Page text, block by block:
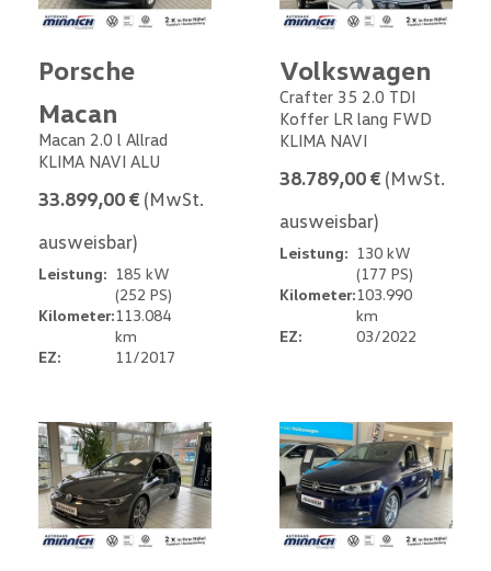
Porsche
Macan
Macan 2.0 l Allrad
KLIMA NAVI ALU
33.899,00 € (MwSt.
ausweisbar)
Leistung: 185 kW
(252 PS)
Kilometer:113.084
km
EZ:
11/2017
Volkswagen
Crafter 35 2.0 TDI
Koffer LR lang FWD
KLIMA NAVI
38.789,00 € (MwSt.
ausweisbar)
Leistung: 130 kW
(177 PS)
Kilometer:103.990
km
EZ:
03/2022